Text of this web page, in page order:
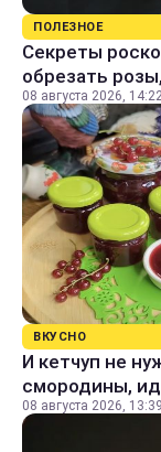
ПОЛЕЗНОЕ
Секреты
обрезать
08 августа 2026,
ВКУСНО
И кетчуп не
смородины,
08 августа 2026, 13:39